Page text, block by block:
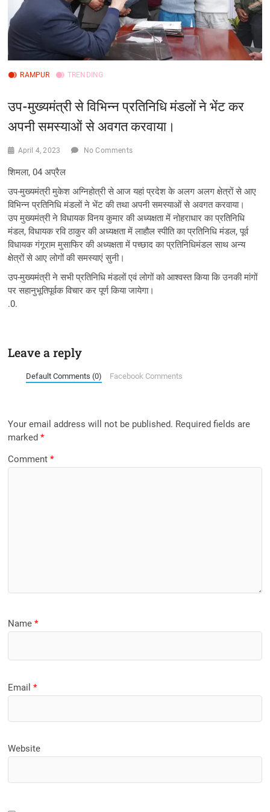
RAMPUR TRENDING
उप-मुख्यमंत्री से विभिन्न प्रतिनिधि मंडलों ने भेंट कर
अपनी समस्याओं से अवगत करवाया।
April 4, 2023 No Comments
शिमला, 04 अप्रैल
उप-मुख्यमंत्री मुकेश अग्निहोत्री से आज यहां प्रदेश के अलग अलग क्षेत्रों से आए
विभिन्न प्रतिनिधि मंडलों ने भेंट की तथा अपनी समस्याओं से अवगत करवाया।
उप मुख्यमंत्री ने विधायक विनय कुमार की अध्यक्षता में नोहराधार का प्रतिनिधि
मंडल, विधायक रवि ठाकुर की अध्यक्षता में लाहौल स्पीति का प्रतिनिधि मंडल, पूर्व
विधायक गंगूराम मुसाफिर की अध्यक्षता में पच्छाद का प्रतिनिधिमंडल साथ अन्य
क्षेत्रों से आए लोगों की समस्याएं सुनी।
उप-मुख्यमंत्री ने सभी प्रतिनिधि मंडलों एवं लोगों को आश्वस्त किया कि उनकी मांगों
पर सहानुभूतिपूर्वक विचार कर पूर्ण किया जायेगा।
.0.
Leave a reply
Default Comments (0) Facebook Comments
Your email address will not be published. Required fields are
marked*
Comment*
Name*
Email*
Website